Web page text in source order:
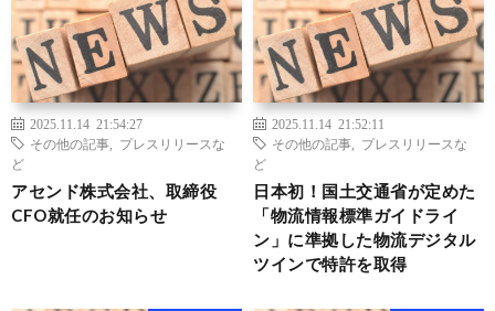
2025.11.14 21:54:27
その他の記事
プレスリリースな
ど
アセンド株式会社、取締役
CFO就任のお知らせ
2025.11.14 21:52:11
その他の記事
プレスリリースな
ど
日本初！国土交通省が定めた
「物流情報標準ガイドライ
ン」に準拠した物流デジタル
ツインで特許を取得